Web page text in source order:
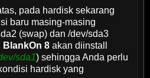
pada hardisk sekarang
baru masing-masing
(swap) dan /dev/sda3
BlankOn 8 akan diinstall
sda1) sehingga Anda perlu
hardisk yang